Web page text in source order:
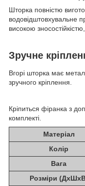
Шторка повністю
водовідштовхувальне
високою
Зручне
Вгорі шторка має
зручного кріплення.
Кріпиться фіранка з
комплекті.
Матеріал
Колір
Вага
Розміри